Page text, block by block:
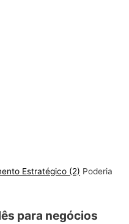
Estratégico (2) Poderia
para negócios